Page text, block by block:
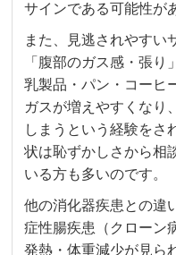
サインである可能性が
また、見逃されやすい
「腹部のガス感・張
乳製品・パン・コーヒ
ガスが増えやすくなり
しまうという経験をさ
状は恥ずかしさから相
いる方も多いのです。
他の消化器疾患との違
症性腸疾患（クローン
発熱・体重減少が見ら